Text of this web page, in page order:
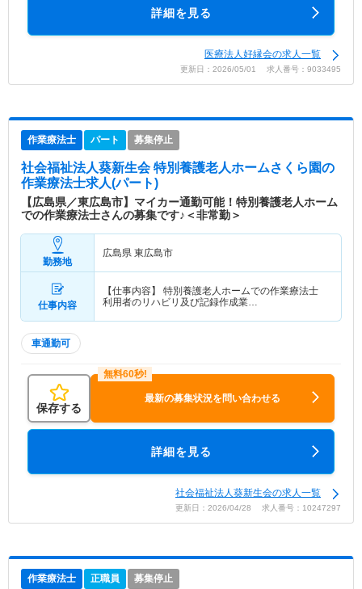
詳細を見る
医療法人好縁会の求人一覧
更新日：2026/05/01 求人番号：9033495
作業療法士 パート 募集停止
社会福祉法人葵新生会 特別養護老人ホームさくら園の
作業療法士求人(パート)
【広島県／東広島市】マイカー通勤可能！特別養護老人ホーム
での作業療法士さんの募集です♪＜非常勤＞
勤務地
広島県 東広島市
仕事内容
【仕事内容】 特別養護老人ホームでの作業療法士
利用者のリハビリ及び記録作成業…
車通勤可
保存する
最新の募集状況を問い合わせる
詳細を見る
社会福祉法人葵新生会の求人一覧
更新日：2026/04/28 求人番号：10247297
作業療法士 正職員 募集停止